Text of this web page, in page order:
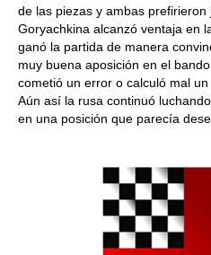
de las piezas y ambas prefirieron
Goryachkina alcanzó ventaja en
ganó la partida de manera
muy buena aposición en el
cometió un error o calculó mal
Aún así la rusa continuó
en una posición que parecía